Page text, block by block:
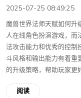
2025-07-25 08:49:25
魔兽世界法师天赋如何升
人在线角色扮演游戏，而
法攻击能力和优秀的控制
斗风格和输出能力有着重
的升级策略，帮助玩家更
阅读